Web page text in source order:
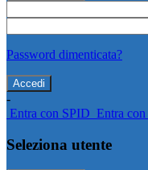
Password dimenticata?
-
Entra con SPID Entra
Seleziona utente